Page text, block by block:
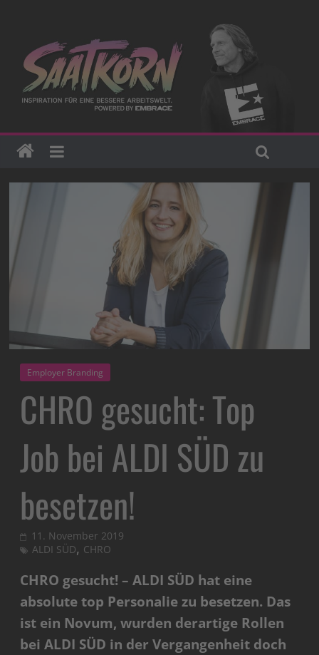
Employer Branding
CHRO gesucht: Top
Job bei ALDI SÜD zu
besetzen!
11. November 2019
ALDI SÜD, CHRO
CHRO gesucht! – ALDI SÜD hat eine
absolute top Personalie zu besetzen. Das
ist ein Novum, wurden derartige Rollen
bei ALDI SÜD in der Vergangenheit doch